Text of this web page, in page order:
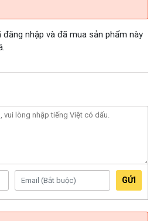
nhập và đã mua sản phẩm này
GỬI